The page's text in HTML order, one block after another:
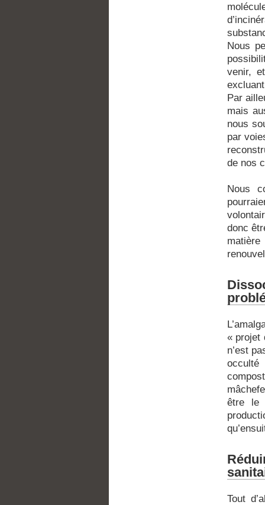
Nous
venir,
Par
mais
nous
par
de nos
Nous
donc
« projet
n’est
être le
Tout